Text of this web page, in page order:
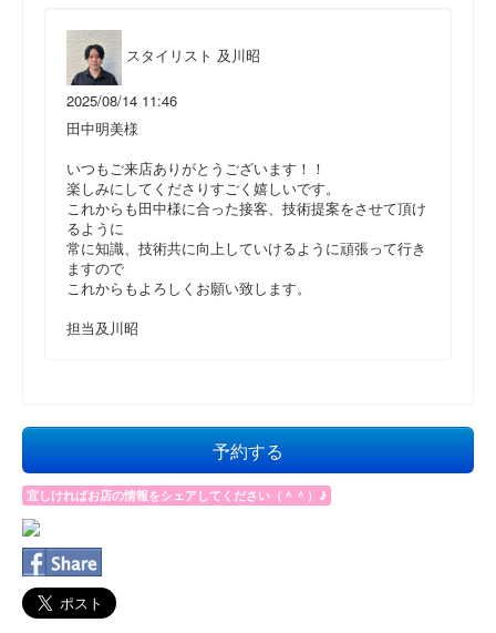
スタイリスト 及川昭
2025/08/14 11:46
田中明美様
いつもご来店ありがとうございます！！
楽しみにしてくださりすごく嬉しいです。
これからも田中様に合った接客、技術提案をさせて頂け
るように
常に知識、技術共に向上していけるように頑張って行き
ますので
これからもよろしくお願い致します。
担当及川昭
予約する
宜しければお店の情報をシェアしてください（＾＾）♪